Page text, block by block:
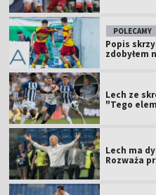
POLECAMY
Popis
zdobyłem
Lech ze
"Tego
Lech ma
Rozważa